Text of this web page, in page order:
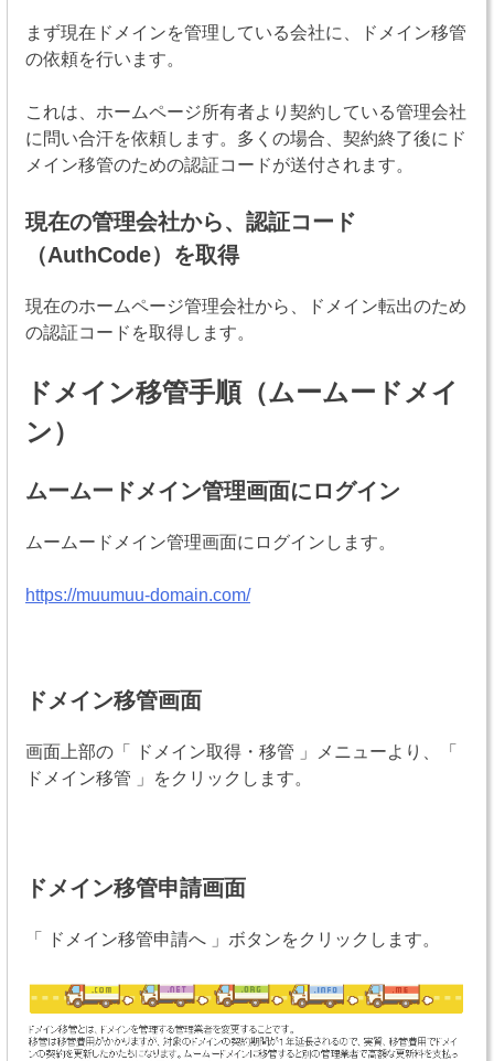
まず現在ドメインを管理している会社に、ドメイン移管
の依頼を行います。
これは、ホームページ所有者より契約している管理会社
に問い合汗を依頼します。多くの場合、契約終了後にド
メイン移管のための認証コードが送付されます。
現在の管理会社から、認証コード
（AuthCode）を取得
現在のホームページ管理会社から、ドメイン転出のため
の認証コードを取得します。
ドメイン移管手順（ムームードメイ
ン）
ムームードメイン管理画面にログイン
ムームードメイン管理画面にログインします。
https://muumuu-domain.com/
ドメイン移管画面
画面上部の「 ドメイン取得・移管 」メニューより、「
ドメイン移管 」をクリックします。
ドメイン移管申請画面
「 ドメイン移管申請へ 」ボタンをクリックします。